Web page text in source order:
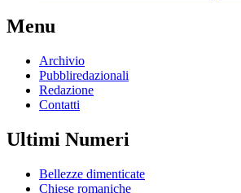
Menu
Archivio
Pubbliredazionali
Redazione
Contatti
Ultimi Numeri
Bellezze dimenticate
Chiese romaniche